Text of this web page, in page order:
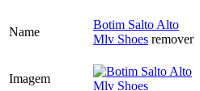
Name
Botim Salto Alto
Mlv Shoes remover
Imagem